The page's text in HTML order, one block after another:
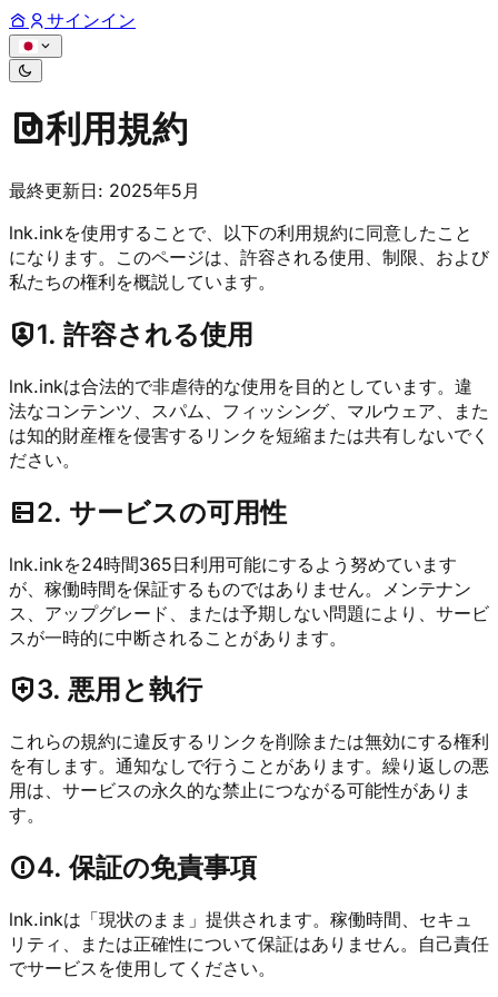
サインイン
利用規約
最終更新日: 2025年5月
lnk.inkを使用することで、以下の利用規約に同意したこと
になります。このページは、許容される使用、制限、および
私たちの権利を概説しています。
1. 許容される使用
lnk.inkは合法的で非虐待的な使用を目的としています。違
法なコンテンツ、スパム、フィッシング、マルウェア、また
は知的財産権を侵害するリンクを短縮または共有しないでく
ださい。
2. サービスの可用性
lnk.inkを24時間365日利用可能にするよう努めています
が、稼働時間を保証するものではありません。メンテナン
ス、アップグレード、または予期しない問題により、サービ
スが一時的に中断されることがあります。
3. 悪用と執行
これらの規約に違反するリンクを削除または無効にする権利
を有します。通知なしで行うことがあります。繰り返しの悪
用は、サービスの永久的な禁止につながる可能性がありま
す。
4. 保証の免責事項
lnk.inkは「現状のまま」提供されます。稼働時間、セキュ
リティ、または正確性について保証はありません。自己責任
でサービスを使用してください。